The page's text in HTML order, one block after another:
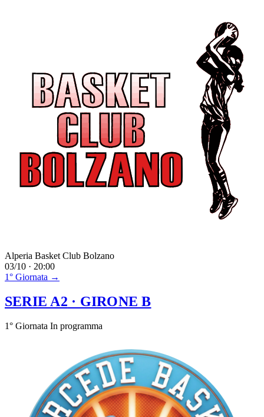
Alperia Basket Club Bolzano
03/10 · 20:00
1° Giornata →
SERIE A2 · GIRONE B
1° Giornata In programma